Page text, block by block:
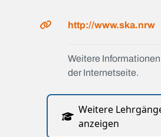
http://www.ska.nrw
Weitere
der Internetseite.
Weitere
anzeigen